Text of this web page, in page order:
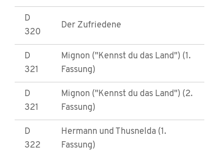
D
320
Der Zufriedene
D
321
Mignon ("Kennst du das Land") (1.
Fassung)
D
321
Mignon ("Kennst du das Land") (2.
Fassung)
D
322
Hermann und Thusnelda (1.
Fassung)